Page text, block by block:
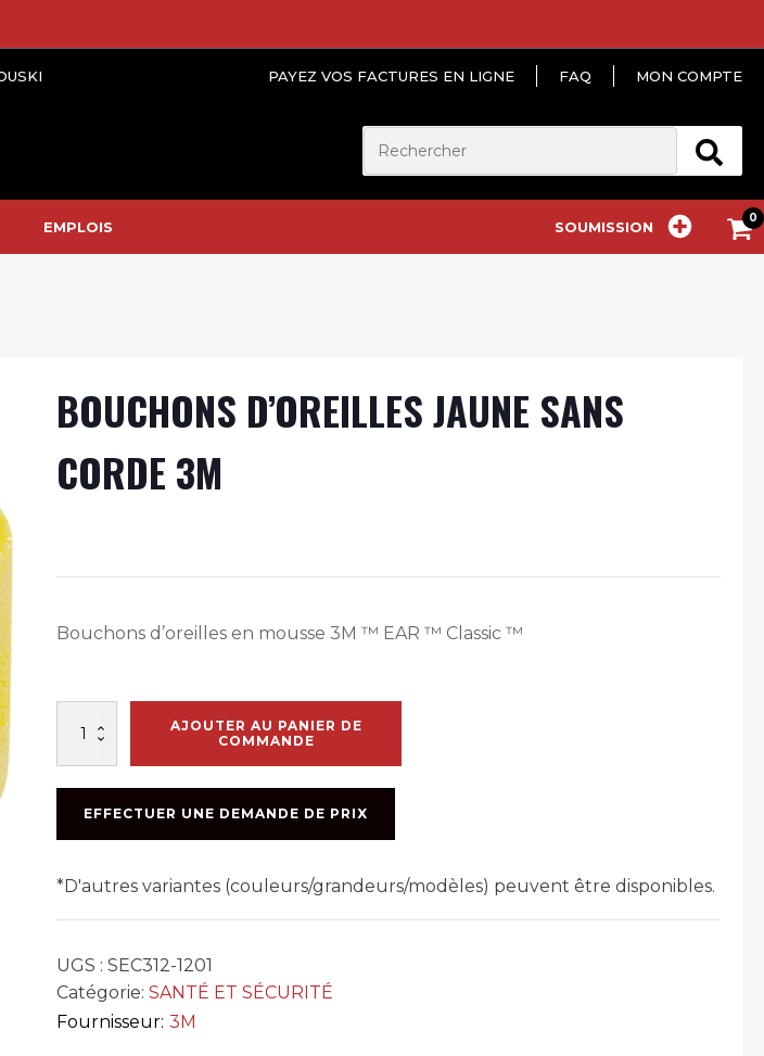
PAYEZ VOS FACTURES EN LIGNE FAQ MON COMPTE
EMPLOIS SOUMISSION
BOUCHONS D’OREILLES JAUNE SANS
CORDE 3M
Bouchons d’oreilles en mousse 3M ™ EAR ™ Classic ™
SANS
CORDE
AJOUTER AU PANIER DE
COMMANDE
EFFECTUER UNE DEMANDE DE PRIX
*D'autres variantes (couleurs/grandeurs/modèles) peuvent être disponibles.
UGS : SEC312-1201
Catégorie: SANTÉ ET SÉCURITÉ
Fournisseur: 3M